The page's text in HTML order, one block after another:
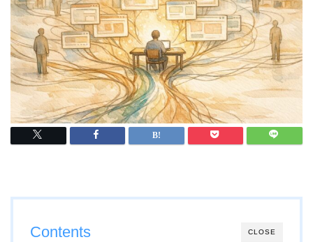
導入事例
お役立ち記事
CLOSE
Contents